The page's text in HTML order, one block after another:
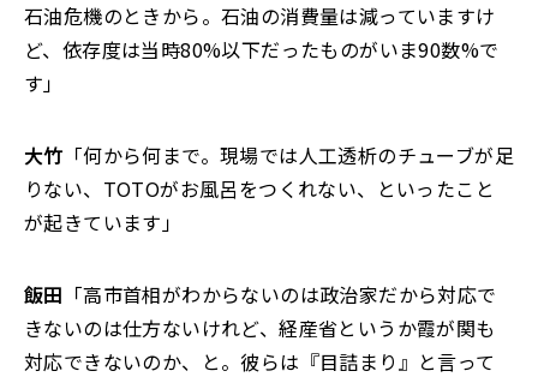
石油危機のときから。石油の消費量は減っていますけ
ど、依存度は当時80%以下だったものがいま90数%で
す」
大竹 「何から何まで。現場では人工透析のチューブが足
りない、TOTOがお風呂をつくれない、といったこと
が起きています」
飯田 「高市首相がわからないのは政治家だから対応で
きないのは仕方ないけれど、経産省というか霞が関も
対応できないのか、と。彼らは『目詰まり』と言って